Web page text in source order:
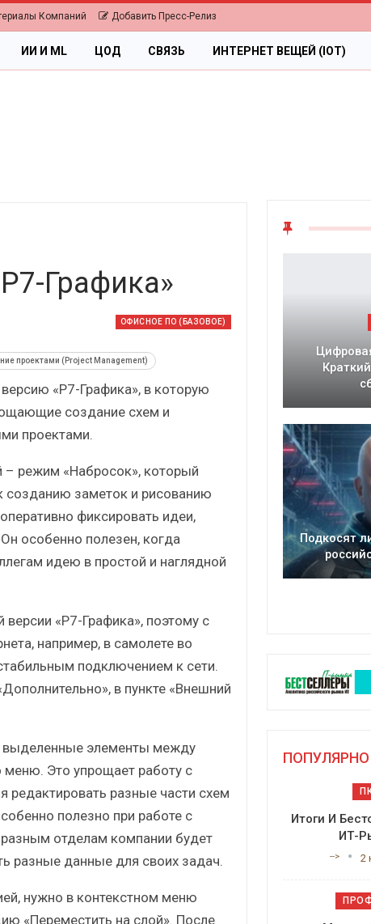
Компаний Добавить Пресс-Релиз
ИИ И ML ЦОД СВЯЗЬ ИНТЕРНЕТ ВЕЩЕЙ (IOT)
Графика»
ОФИСНОЕ ПО (БАЗОВОЕ)
проектами (Project Management)
«Р7-Графика», в которую
создание схем и
проектами.
режим «Набросок», который
созданию заметок и рисованию
фиксировать идеи,
особенно полезен, когда
идею в простой и наглядной
«Р7-Графика», поэтому с
например, в самолете во
подключением к сети.
в пункте «Внешний
выделенные элементы между
Это упрощает работу с
разные части схем
полезно при работе с
отделам компании будет
разные данные для своих задач.
нужно в контекстном меню
«Переместить на слой». После
Отрасль ИБП в депрессии?
Анализ российского рынка ИБП
Самый успешный сегмент
рынка ИБП
Подкосят
ПОПУЛЯРНО
Итоги И
ИТ-
--> 2